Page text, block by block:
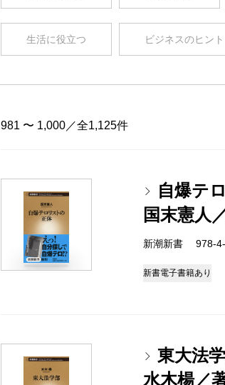
生活に役立つ ビジネスのヒント
981 〜 1,000／全1,125件
自爆テ
国末憲人
新潮新書 978-
新書電子書籍あり
東大法
水木楊／